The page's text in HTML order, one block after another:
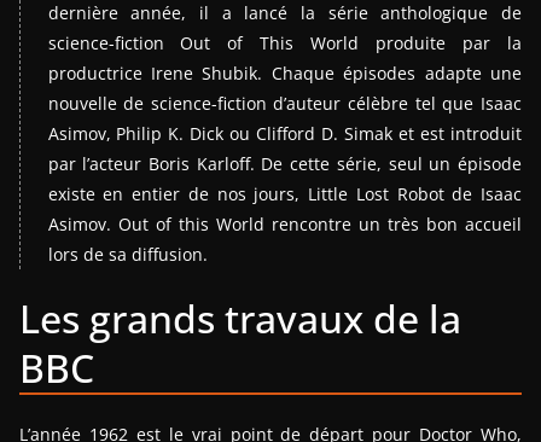
dernière année, il a lancé la série anthologique de
science-fiction Out of This World produite par la
productrice Irene Shubik. Chaque épisodes adapte une
nouvelle de science-fiction d’auteur célèbre tel que Isaac
Asimov, Philip K. Dick ou Clifford D. Simak et est introduit
par l’acteur Boris Karloff. De cette série, seul un épisode
existe en entier de nos jours, Little Lost Robot de Isaac
Asimov. Out of this World rencontre un très bon accueil
lors de sa diffusion.
Les grands travaux de la
BBC
L’année 1962 est le vrai point de départ pour Doctor Who,